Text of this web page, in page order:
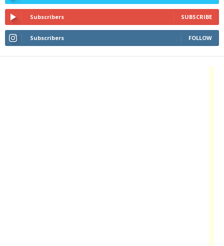
Subscribers SUBSCRIBE
Subscribers FOLLOW